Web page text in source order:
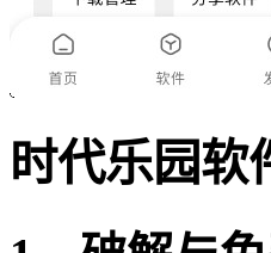
时代乐园软